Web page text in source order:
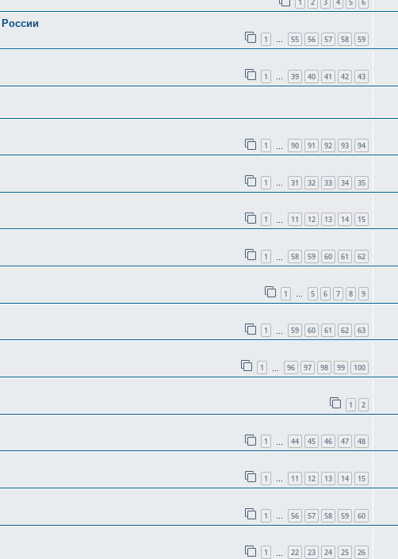
1 2 3 4 5 6
1 … 55 56 57 58 59
1 … 39 40 41 42 43
1 90 91 92 93 94
1 … 31 32 33 34 35
1 11 12 13 14 15
1 58 59 60 61 62
1 … 5 6 7 8 9
1 59 60 61 62 63
1 96 97 98 99 100
1 2
1 44 45 46 47 48
1 … 11 12 13 14 15
1 … 56 57 58 59 60
1 22 23 24 25 26